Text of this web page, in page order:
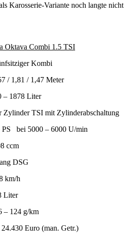
Karosserie-Variante noch langte nicht
Oktava Combi 1.5 TSI
Kombi
/ 1,47 Meter
Liter
TSI mit Zylinderabschaltung
5000 – 6000 U/min
DSG
h
Liter
124 g/km
(man. Getr.)